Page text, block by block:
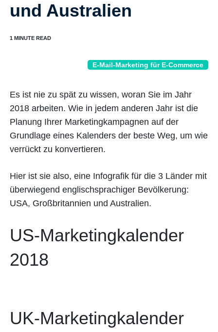
und Australien
E-Mail-Marketing für E-Commerce
Es ist nie zu spät zu wissen, woran Sie im Jahr
2018 arbeiten. Wie in jedem anderen Jahr ist die
Planung Ihrer Marketingkampagnen auf der
Grundlage eines Kalenders der beste Weg, um wie
verrückt zu konvertieren.
Hier ist sie also, eine Infografik für die 3 Länder mit
überwiegend englischsprachiger Bevölkerung:
USA, Großbritannien und Australien.
US-Marketingkalender
2018
UK-Marketingkalender